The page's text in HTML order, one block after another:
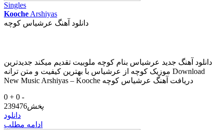
Singles
Kooche Arshiyas
دانلود آهنگ عرشیاس کوچه
دانلود آهنگ جدید عرشیاس بنام کوچه ملوبیت تقدیم میکند جدیدترین
موزیک کوچه از عرشیاس با بهترین کیفیت و متن ترانه Download
New Music Arshiyas – Kooche دریافت آهنگ عرشیاس کوچه
0 + 0 -
پخش239476
دانلود
ادامه مطلب